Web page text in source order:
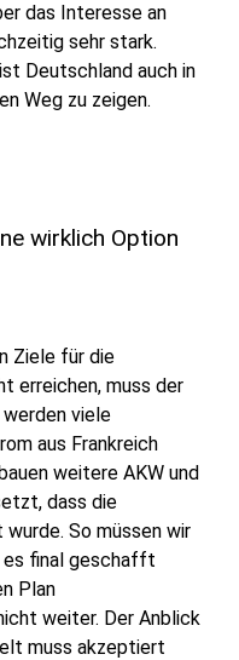
das Interesse an
sehr stark.
Deutschland auch in
Weg zu zeigen.
wirklich Option
Ziele für die
erreichen, muss der
viele
aus Frankreich
weitere AKW und
dass die
So müssen wir
es final geschafft
Plan
weiter. Der Anblick
muss akzeptiert